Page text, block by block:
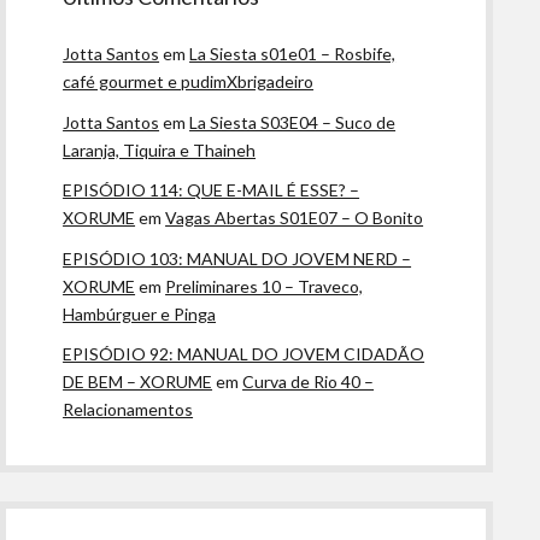
Jotta Santos emLa Siesta s01e01 – Rosbife,
café gourmet e pudimXbrigadeiro
Jotta Santos emLa Siesta S03E04 – Suco de
Laranja, Tiquira e Thaineh
EPISÓDIO 114: QUE E-MAIL É ESSE? –
XORUME emVagas Abertas S01E07 – O Bonito
EPISÓDIO 103: MANUAL DO JOVEM NERD –
XORUME em Preliminares 10 – Traveco,
Hambúrguer e Pinga
EPISÓDIO 92: MANUAL DO JOVEM CIDADÃO
DE BEM – XORUME emCurva de Rio 40 –
Relacionamentos